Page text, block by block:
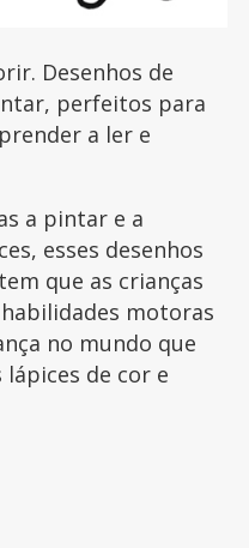
Desenhos de
perfeitos para
a ler e
a pintar e a
esses desenhos
que as crianças
motoras
no mundo que
lápices de cor e